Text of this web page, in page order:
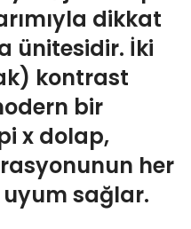
dikkat
ünitesidir. İki
kontrast
bir
x dolap,
her
sağlar.